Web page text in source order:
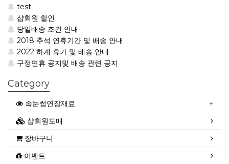
test
샵회원 할인
당일배송 조건 안내
2018 추석 연휴기간 및 배송 안내
2022 하계 휴가 및 배송 안내
구정연휴 공지및 배송 관련 공지
Category
속눈썹연장재료
샵회원도매
장바구니
이벤트